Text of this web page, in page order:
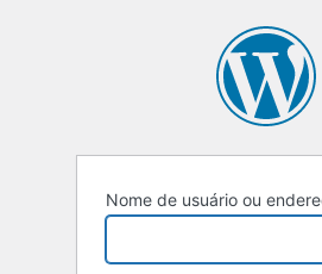
Nome de usuário ou